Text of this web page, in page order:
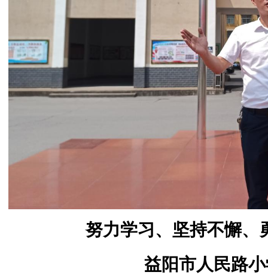
努力学习、坚持不懈、
益阳市人民路